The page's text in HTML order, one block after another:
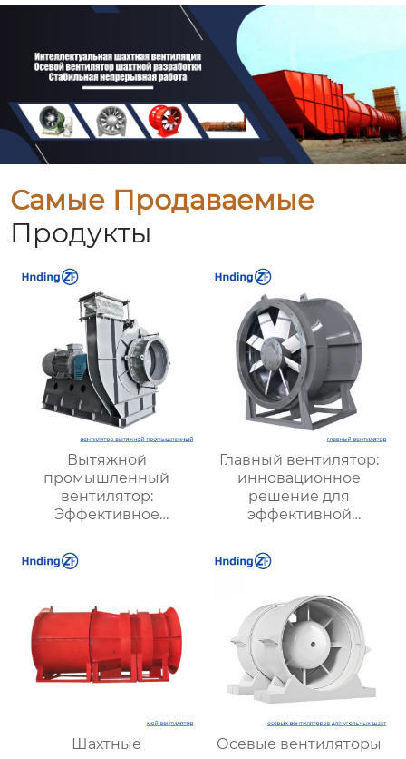
Самые Продаваемые
Продукты
Вытяжной
промышленный
вентилятор:
Эффективное
надежной вентиляции
Главный вентилятор:
инновационное
решение для
эффективной
оптимизации работы
Шахтные
Осевые вентиляторы